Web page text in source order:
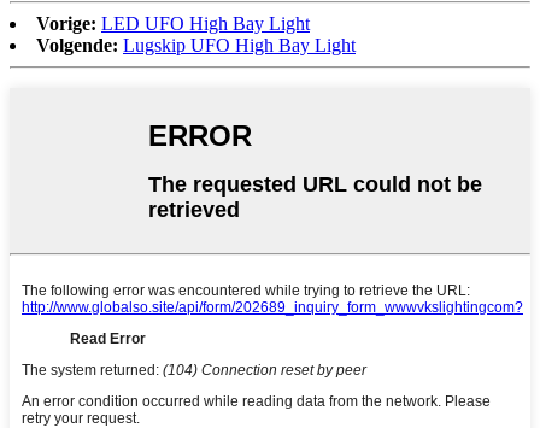
Vorige: LED UFO High Bay Light
Volgende: Lugskip UFO High Bay Light